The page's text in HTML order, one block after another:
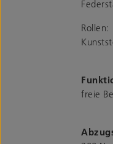
Rollen:
freie